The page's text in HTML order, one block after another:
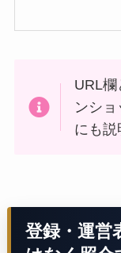
URL欄
ンシ
にも説
登録・運営